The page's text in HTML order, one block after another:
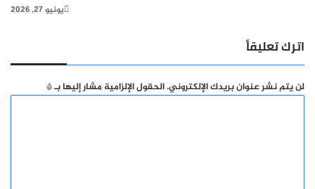
يونيو 27, 2026
اترك تعليقاً
لن يتم نشر عنوان بريدك الإلكتروني.الحقول الإلزامية مشار إليها بـ*